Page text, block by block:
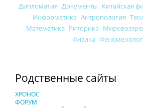
Дипломатия Документы Китайская
Информатика Антропология
Математика Риторика
Физика
Родственные сайты
ХРОНОС
ФОРУМ